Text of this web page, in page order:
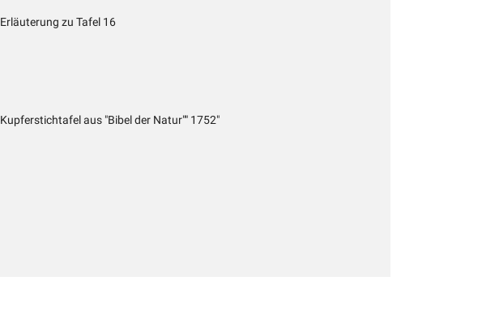
Erläuterung zu Tafel 16
Kupferstichtafel aus "Bibel der Natur"" 1752"